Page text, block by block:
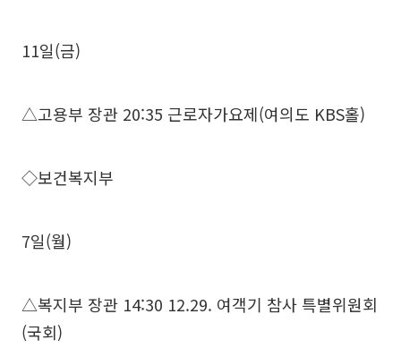
11일(금)
△고용부 장관 20:35 근로자가요제(여의도 KBS홀)
◇보건복지부
7일(월)
△복지부 장관 14:30 12.29. 여객기 참사 특별위원회
(국회)